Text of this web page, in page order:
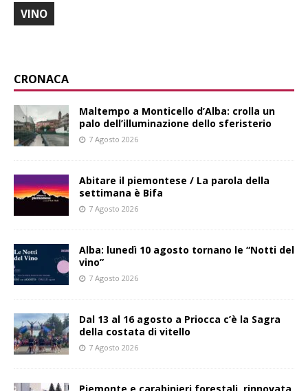
VINO
CRONACA
Maltempo a Monticello d’Alba: crolla un
palo dell’illuminazione dello sferisterio
7 Agosto 2026
Abitare il piemontese / La parola della
settimana è Bifa
7 Agosto 2026
Alba: lunedì 10 agosto tornano le “Notti del
vino”
7 Agosto 2026
Dal 13 al 16 agosto a Priocca c’è la Sagra
della costata di vitello
7 Agosto 2026
Piemonte e carabinieri forestali, rinnovata